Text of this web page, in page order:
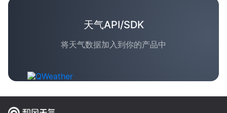
天气API/SDK
将天气数据加入到你的产品中